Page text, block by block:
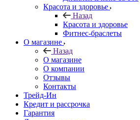
Красота и здоровье
Назад
Красота и здоровье
Фитнес-браслеты
О магазине
Назад
О магазине
О компании
Отзывы
Контакты
Трейд-Ин
Кредит и рассрочка
Гарантия